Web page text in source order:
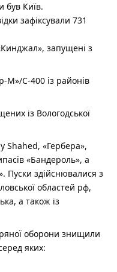
був Київ.
зафіксували 731
запущені з
М»/С-400 із районів
із Вологодської
Shahed, «Гербера»,
«Бандероль», а
Пуски здійснювалися з
областей рф,
а також із
оборони знищили
яких: